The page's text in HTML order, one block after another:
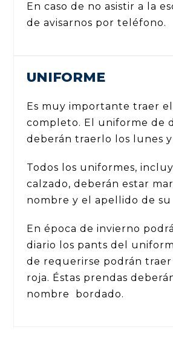
En caso de no asistir a la
de avisarnos por teléfono.
UNIFORME
Es muy importante traer
completo. El uniforme de
deberán traerlo los lunes y
Todos los uniformes,
calzado, deberán estar
nombre y el apellido de su
En época de invierno
diario los pants del
de requerirse podrán traer
roja. Éstas prendas
nombre bordado.